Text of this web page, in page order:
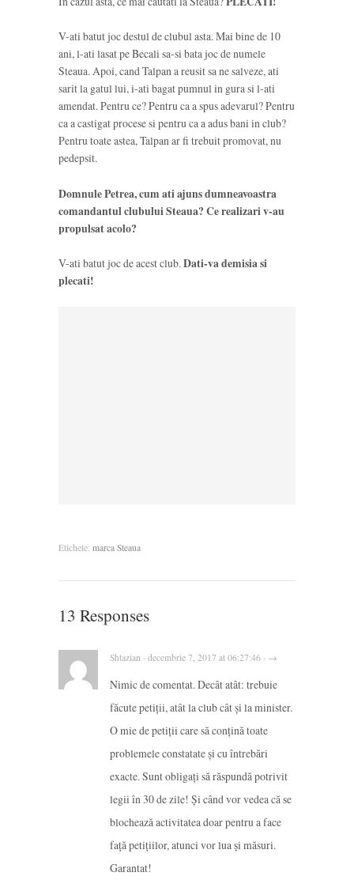
V-ati batut joc destul de clubul asta. Mai bine de 10
ani, l-ati lasat pe Becali sa-si bata joc de numele
Steaua. Apoi, cand Talpan a reusit sa ne salveze, ati
sarit la gatul lui, i-ati bagat pumnul in gura si l-ati
amendat. Pentru ce? Pentru ca a spus adevarul? Pentru
ca a castigat procese si pentru ca a adus bani in club?
Pentru toate astea, Talpan ar fi trebuit promovat, nu
pedepsit.
Domnule Petrea, cum ati ajuns dumneavoastra
comandantul clubului Steaua? Ce realizari v-au
propulsat acolo?
V-ati batut joc de acest club.Dati-va demisia si
plecati!
Etichete: marca Steaua
13 Responses
Shtazian · decembrie 7, 2017 at 06:27:46 · →
Nimic de comentat. Decât atât: trebuie
făcute petiții, atât la club cât și la minister.
O mie de petiții care să conțină toate
problemele constatate și cu întrebări
exacte. Sunt obligați să răspundă potrivit
legii în 30 de zile! Și când vor vedea că se
blochează activitatea doar pentru a face
față petițiilor, atunci vor lua și măsuri.
Garantat!